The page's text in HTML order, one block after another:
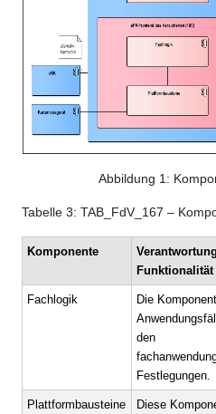
Abbildung 1:
Tabelle 3: TAB_FdV_167 –
Komponente
Funktionalität
Fachlogik
Die
den
Festlegungen.
Plattformbausteine
Diese